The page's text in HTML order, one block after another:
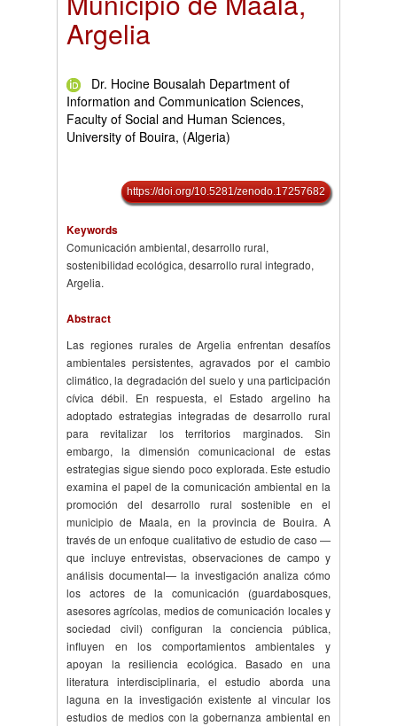
Argelia
Dr. Hocine Bousalah Department of
Information and Communication Sciences,
Faculty of Social and Human Sciences,
University of Bouira, (Algeria)
https://doi.org/10.5281/zenodo.17257682
Keywords
Comunicación ambiental, desarrollo rural,
sostenibilidad ecológica, desarrollo rural integrado,
Argelia.
Abstract
Las regiones rurales de Argelia enfrentan desafíos
ambientales persistentes, agravados por el cambio
climático, la degradación del suelo y una participación
cívica débil. En respuesta, el Estado argelino ha
adoptado estrategias integradas de desarrollo rural
para revitalizar los territorios marginados. Sin
embargo, la dimensión comunicacional de estas
estrategias sigue siendo poco explorada. Este estudio
examina el papel de la comunicación ambiental en la
promoción del desarrollo rural sostenible en el
municipio de Maala, en la provincia de Bouira. A
través de un enfoque cualitativo de estudio de caso —
que incluye entrevistas, observaciones de campo y
análisis documental— la investigación analiza cómo
los actores de la comunicación (guardabosques,
asesores agrícolas, medios de comunicación locales y
sociedad civil) configuran la conciencia pública,
influyen en los comportamientos ambientales y
apoyan la resiliencia ecológica. Basado en una
literatura interdisciplinaria, el estudio aborda una
laguna en la investigación existente al vincular los
estudios de medios con la gobernanza ambiental en